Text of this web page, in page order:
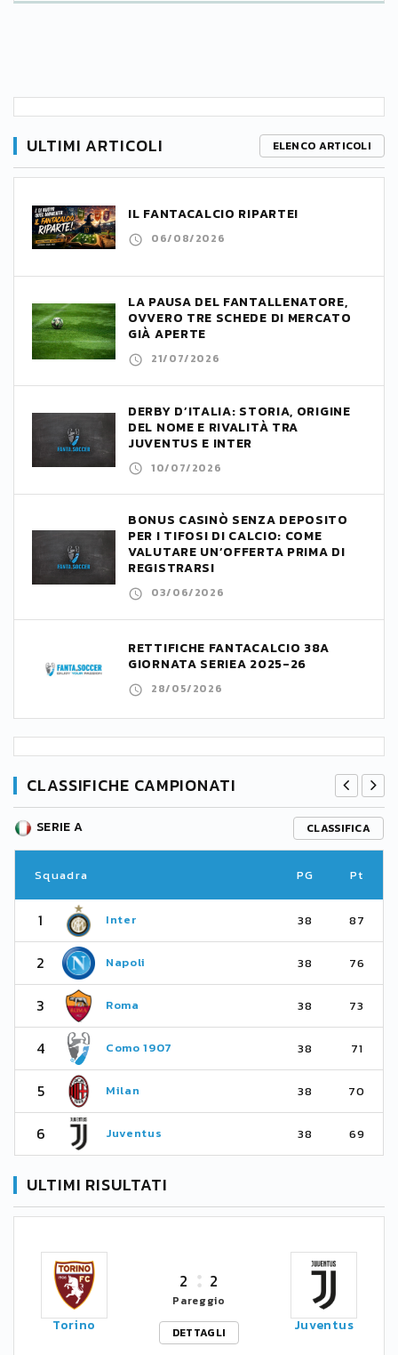
ULTIMI ARTICOLI ELENCO ARTICOLI
IL FANTACALCIO RIPARTE!
06/08/2026
LA PAUSA DEL FANTALLENATORE,
OVVERO TRE SCHEDE DI MERCATO
GIÀ APERTE
21/07/2026
DERBY D’ITALIA: STORIA, ORIGINE
DEL NOME E RIVALITÀ TRA
JUVENTUS E INTER
10/07/2026
BONUS CASINÒ SENZA DEPOSITO
PER I TIFOSI DI CALCIO: COME
VALUTARE UN’OFFERTA PRIMA DI
REGISTRARSI
03/06/2026
RETTIFICHE FANTACALCIO 38A
GIORNATA SERIEA 2025-26
28/05/2026
CLASSIFICHE CAMPIONATI
SERIE A CLASSIFICA
Squadra PG Pt
1 Inter 38 87
2 Napoli 38 76
3 Roma 38 73
4 Como 1907 38 71
5 Milan 38 70
6 Juventus 38 69
ULTIMI RISULTATI
Torino
2 2
Pareggio
DETTAGLI
Juventus